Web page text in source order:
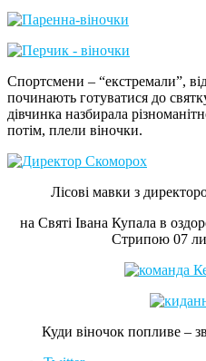
Спортсмени – “екстремали”,
починають готуватися до
дівчинка назбирала
потім, плели віночки.
Лісові мавки з
на Святі Івана Купала в
Стрипою 07
Куди віночок попливе –